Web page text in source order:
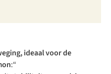
ideaal voor de
:“